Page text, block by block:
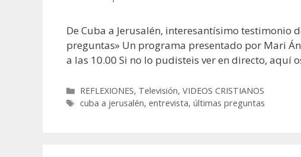
De Cuba a Jerusalén, interesantísimo testimonio
preguntas» Un programa presentado por Mari
a las 10.00 Si no lo pudisteis ver en directo, aquí
Categorías
REFLEXIONES, Televisión,VIDEOS CRISTIANOS
Etiquetas
cuba a jerusalén,entrevista,últimas preguntas